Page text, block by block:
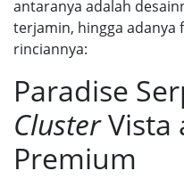
antaranya adalah
terjamin, hingga adanya
rinciannya:
Paradise
ClusterVista
Premium